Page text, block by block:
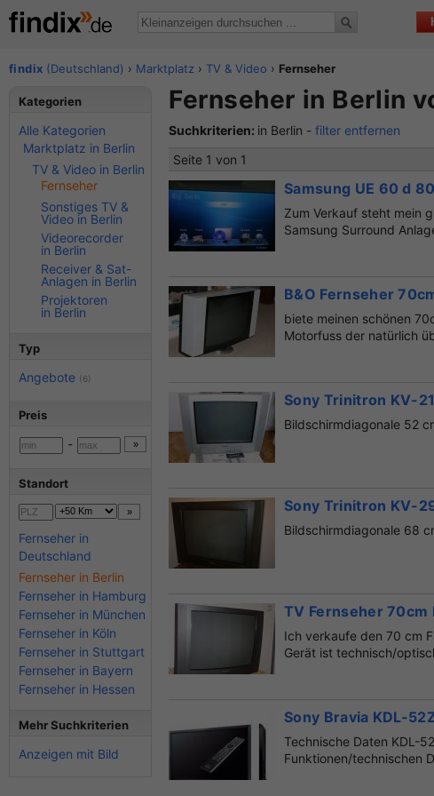
findix (Deutschland) › Marktplatz › TV & Video › Fernseher
Fernseher in Berlin
Suchkriterien: in Berlin - filter entfernen
Seite 1 von 1
Samsung UE 60 d
Zum Verkauf steht mein
Samsung Surround
B&O Fernseher
biete meinen schönen
Motorfuss der natürlich
Sony Trinitron KV-
Bildschirmdiagonale 52
Sony Trinitron KV-
Bildschirmdiagonale 68
TV Fernseher 70cm
Ich verkaufe den 70 cm
Gerät ist technisch/
Sony Bravia KDL-
Technische Daten KDL-
Funktionen/technischen
Kategorien
Alle Kategorien
Marktplatz in Berlin
TV & Video in Berlin
Fernseher
Sonstiges TV &
Video in Berlin
Videorecorder
in Berlin
Receiver & Sat-
Anlagen in Berlin
Projektoren
in Berlin
Typ
Angebote (6)
Preis
-
Standort
Fernseher in
Deutschland
Fernseher in Berlin
Fernseher in Hamburg
Fernseher in München
Fernseher in Köln
Fernseher in Stuttgart
Fernseher in Bayern
Fernseher in Hessen
Mehr Suchkriterien
Anzeigen mit Bild